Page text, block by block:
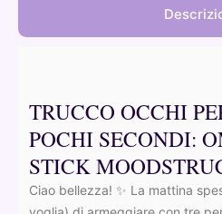
TRUCCO OCCHI
POCHI SECONDI:
STICK
Ciao bellezza! ✨ La mattina